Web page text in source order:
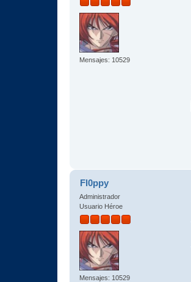
Mensajes: 10529
Fl0ppy
Administrador
Usuario Héroe
Mensajes: 10529